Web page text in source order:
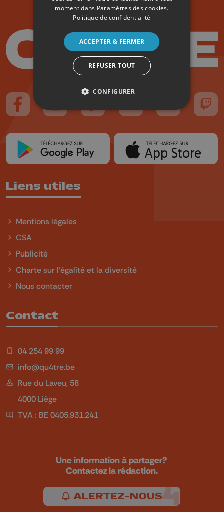
Suivez-nous sur FaceBook
Suivez-nous sur Instagram
Suivez-nous sur TikTok
Suivez-nous sur YouTube
Suivez-nous
Liens utiles
Mentions légales
CSA
Publicité
Charte sur l'égalité et la diversité
Nous contacter
Contact
04 254 99 99
info@qu4tre.be
Rue du Laveu, 58
4000 Liège
TVA : BE 0405.931.241
Une information à partager?
Contactez la rédaction.
ALERTEZ-NOUS
moment dans Paramètres des cookies.
Politique de confidentialité
ACCEPTER & FERMER
REFUSER TOUT
CONFIGURER